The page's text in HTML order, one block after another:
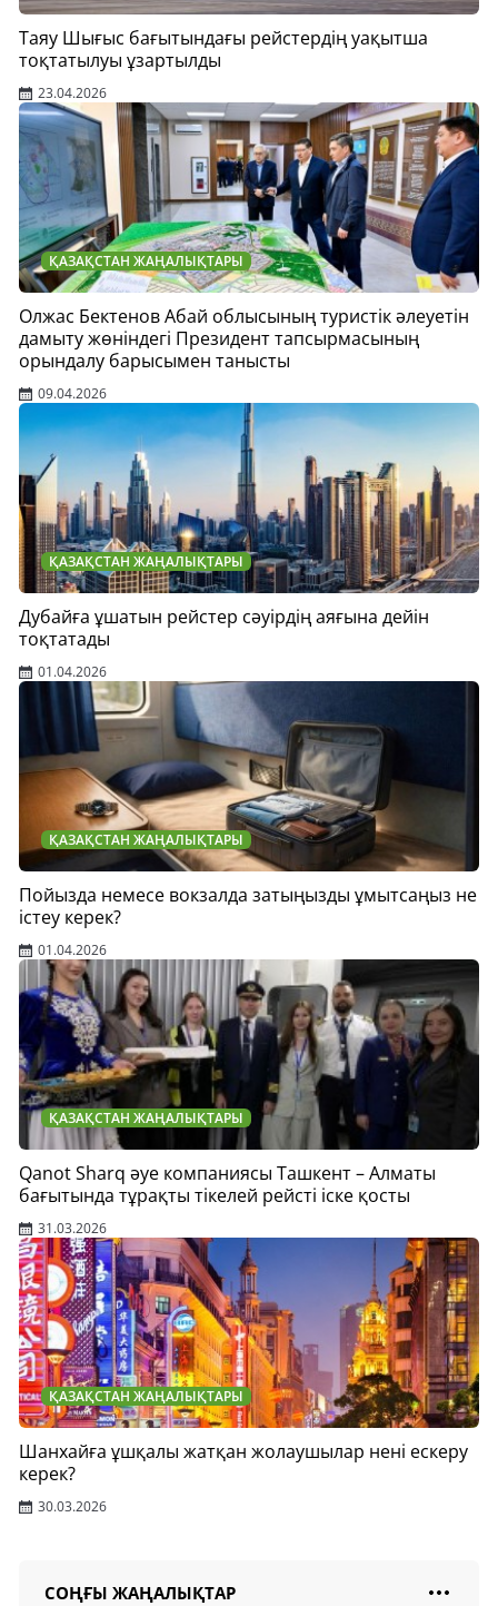
Таяу Шығыс бағытындағы рейстердің уақытша
тоқтатылуы ұзартылды
23.04.2026
ҚАЗАҚСТАН ЖАҢАЛЫҚТАРЫ
Олжас Бектенов Абай облысының туристік әлеуетін
дамыту жөніндегі Президент тапсырмасының
орындалу барысымен танысты
09.04.2026
ҚАЗАҚСТАН ЖАҢАЛЫҚТАРЫ
Дубайға ұшатын рейстер сәуірдің аяғына дейін
тоқтатады
01.04.2026
ҚАЗАҚСТАН ЖАҢАЛЫҚТАРЫ
Пойызда немесе вокзалда затыңызды ұмытсаңыз не
істеу керек?
01.04.2026
ҚАЗАҚСТАН ЖАҢАЛЫҚТАРЫ
Qanot Sharq әуе компаниясы Ташкент – Алматы
бағытында тұрақты тікелей рейсті іске қосты
31.03.2026
ҚАЗАҚСТАН ЖАҢАЛЫҚТАРЫ
Шанхайға ұшқалы жатқан жолаушылар нені ескеру
керек?
30.03.2026
СОҢҒЫ ЖАҢАЛЫҚТАР